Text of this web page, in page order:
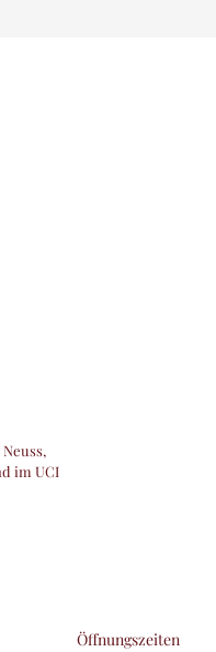
im UCI
Öffnungszeiten